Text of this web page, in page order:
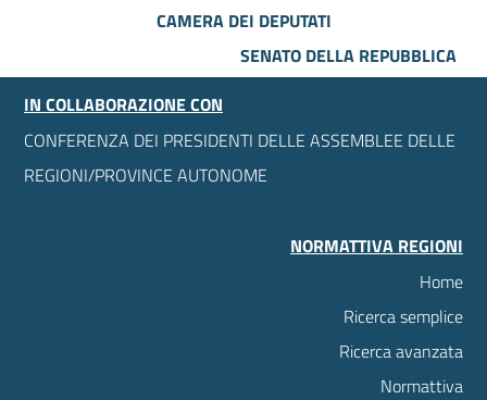
CAMERA DEI DEPUTATI
SENATO DELLA REPUBBLICA
IN COLLABORAZIONE CON
CONFERENZA DEI PRESIDENTI DELLE ASSEMBLEE DELLE
REGIONI/PROVINCE AUTONOME
NORMATTIVA REGIONI
Home
Ricerca semplice
Ricerca avanzata
Normattiva